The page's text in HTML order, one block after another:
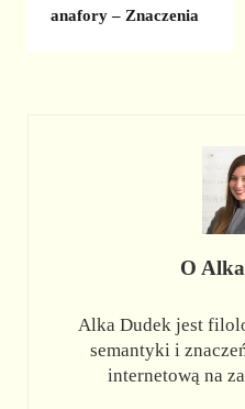
anafory – Znaczenia
O
Alka Dudek jest
semantyki i
internetową na